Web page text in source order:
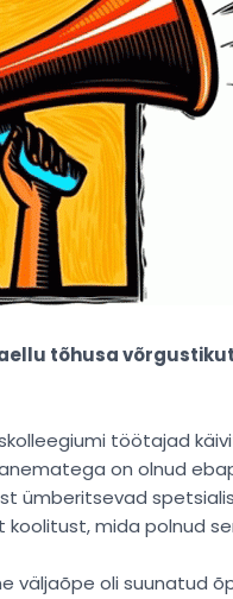
tõhusa
töötajad
on olnud
ümberitsevad
mida polnud
väljaõpe oli suunatud